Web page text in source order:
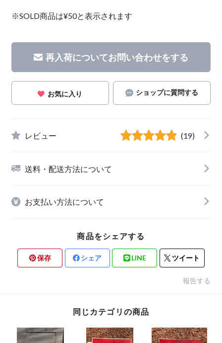
※SOLD商品は¥50と表示されます
再入荷についてお問い合わせをする
お気に入り ショップに質問する
レビュー (19)
送料・配送方法について
お支払い方法について
商品をシェアする
保存 シェア LINE ツイート
報告する
同じカテゴリの商品